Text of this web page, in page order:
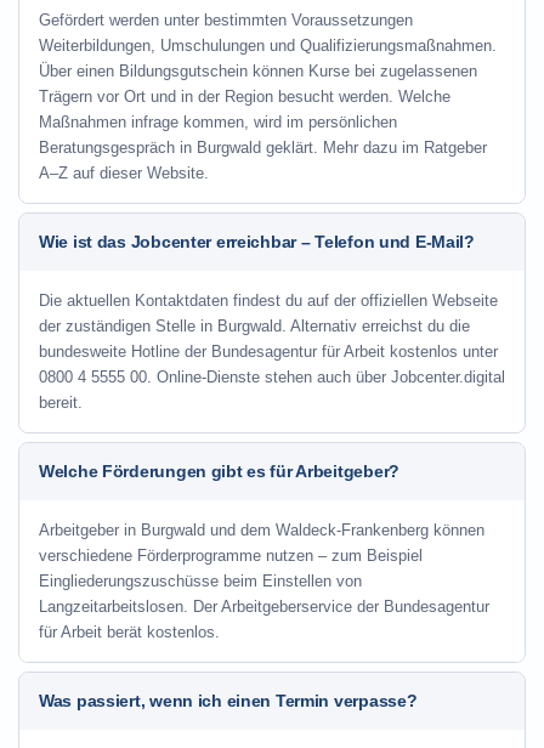
Gefördert werden unter bestimmten Voraussetzungen
Weiterbildungen, Umschulungen und Qualifizierungsmaßnahmen.
Über einen Bildungsgutschein können Kurse bei zugelassenen
Trägern vor Ort und in der Region besucht werden. Welche
Maßnahmen infrage kommen, wird im persönlichen
Beratungsgespräch in Burgwald geklärt. Mehr dazu im Ratgeber
A–Z auf dieser Website.
Wie ist das Jobcenter erreichbar – Telefon und E-Mail?
Die aktuellen Kontaktdaten findest du auf der offiziellen Webseite
der zuständigen Stelle in Burgwald. Alternativ erreichst du die
bundesweite Hotline der Bundesagentur für Arbeit kostenlos unter
0800 4 5555 00. Online-Dienste stehen auch über Jobcenter.digital
bereit.
Welche Förderungen gibt es für Arbeitgeber?
Arbeitgeber in Burgwald und dem Waldeck-Frankenberg können
verschiedene Förderprogramme nutzen – zum Beispiel
Eingliederungszuschüsse beim Einstellen von
Langzeitarbeitslosen. Der Arbeitgeberservice der Bundesagentur
für Arbeit berät kostenlos.
Was passiert, wenn ich einen Termin verpasse?